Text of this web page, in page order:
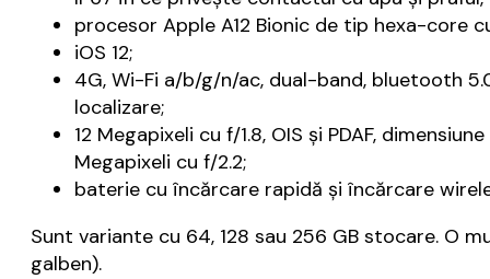
procesor Apple A12 Bionic de tip hexa-core
iOS 12;
4G, Wi-Fi a/b/g/n/ac, dual-band, bluetooth
localizare;
12 Megapixeli cu f/1.8, OIS și PDAF,
Megapixeli cu f/2.2;
baterie cu încărcare rapidă și încărcare
Sunt variante cu 64, 128 sau 256 GB stocare. O
galben).